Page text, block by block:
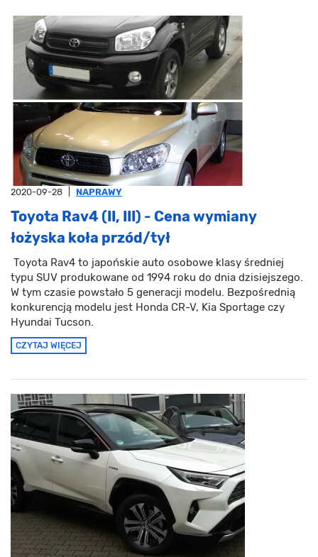
2020-09-28 NAPRAWY
Toyota Rav4 (II, III) - Cena wymiany
łożyska koła przód/tył
Toyota Rav4 to japońskie auto osobowe klasy średniej
typu SUV produkowane od 1994 roku do dnia dzisiejszego.
W tym czasie powstało 5 generacji modelu. Bezpośrednią
konkurencją modelu jest Honda CR-V, Kia Sportage czy
Hyundai Tucson.
CZYTAJ WIĘCEJ